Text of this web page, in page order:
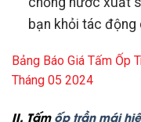
bạn khỏi tác động
Bảng Báo Giá Tấm Ốp
Tháng 05 2024
II. Tấmốp trần mái